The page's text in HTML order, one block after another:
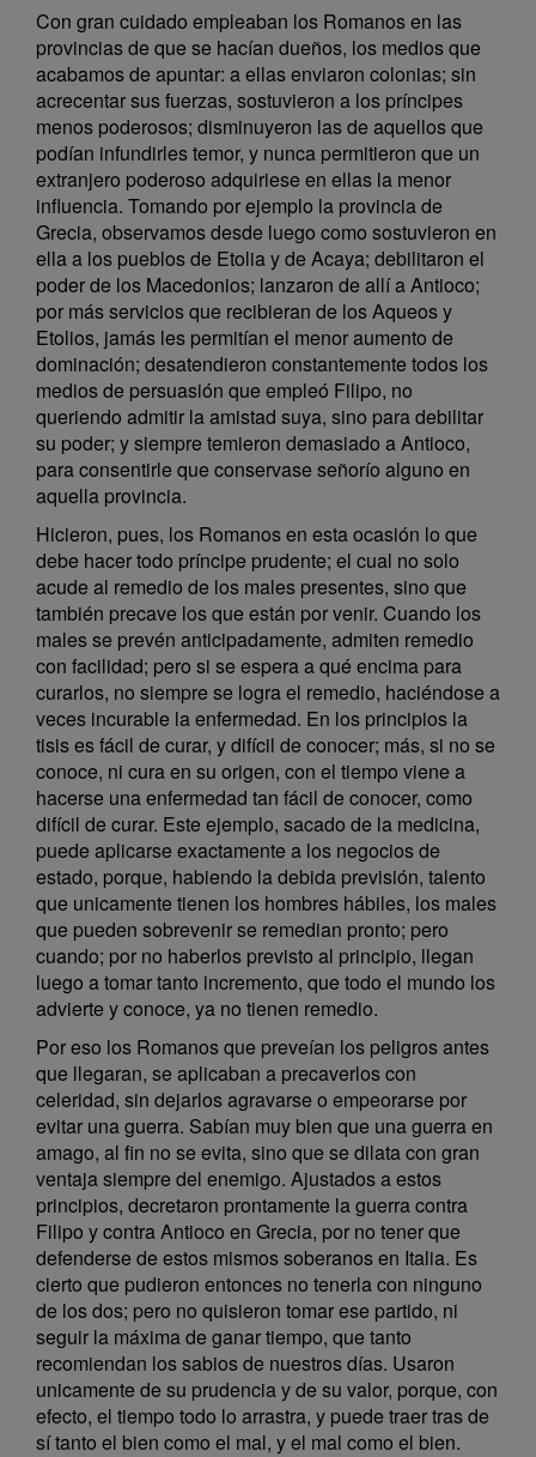
Con gran cuidado empleaban los Romanos en las
provincias de que se hacían dueños, los medios que
acabamos de apuntar: a ellas enviaron colonias; sin
acrecentar sus fuerzas, sostuvieron a los príncipes
menos poderosos; disminuyeron las de aquellos que
podían infundirles temor, y nunca permitieron que un
extranjero poderoso adquiriese en ellas la menor
influencia. Tomando por ejemplo la provincia de
Grecia, observamos desde luego como sostuvieron en
ella a los pueblos de Etolia y de Acaya; debilitaron el
poder de los Macedonios; lanzaron de allí a Antioco;
por más servicios que recibieran de los Aqueos y
Etolios, jamás les permitían el menor aumento de
dominación; desatendieron constantemente todos los
medios de persuasión que empleó Filipo, no
queriendo admitir la amistad suya, sino para debilitar
su poder; y siempre temieron demasiado a Antioco,
para consentirle que conservase señorío alguno en
aquella provincia.
Hicieron, pues, los Romanos en esta ocasión lo que
debe hacer todo príncipe prudente; el cual no solo
acude al remedio de los males presentes, sino que
también precave los que están por venir. Cuando los
males se prevén anticipadamente, admiten remedio
con facilidad; pero si se espera a qué encima para
curarlos, no siempre se logra el remedio, haciéndose a
veces incurable la enfermedad. En los principios la
tisis es fácil de curar, y difícil de conocer; más, si no se
conoce, ni cura en su origen, con el tiempo viene a
hacerse una enfermedad tan fácil de conocer, como
difícil de curar. Este ejemplo, sacado de la medicina,
puede aplicarse exactamente a los negocios de
estado, porque, habiendo la debida previsión, talento
que unicamente tienen los hombres hábiles, los males
que pueden sobrevenir se remedian pronto; pero
cuando; por no haberlos previsto al principio, llegan
luego a tomar tanto incremento, que todo el mundo los
advierte y conoce, ya no tienen remedio.
Por eso los Romanos que preveían los peligros antes
que llegaran, se aplicaban a precaverlos con
celeridad, sin dejarlos agravarse o empeorarse por
evitar una guerra. Sabían muy bien que una guerra en
amago, al fin no se evita, sino que se dilata con gran
ventaja siempre del enemigo. Ajustados a estos
principios, decretaron prontamente la guerra contra
Filipo y contra Antioco en Grecia, por no tener que
defenderse de estos mismos soberanos en Italia. Es
cierto que pudieron entonces no tenerla con ninguno
de los dos; pero no quisieron tomar ese partido, ni
seguir la máxima de ganar tiempo, que tanto
recomiendan los sabios de nuestros días. Usaron
unicamente de su prudencia y de su valor, porque, con
efecto, el tiempo todo lo arrastra, y puede traer tras de
sí tanto el bien como el mal, y el mal como el bien.